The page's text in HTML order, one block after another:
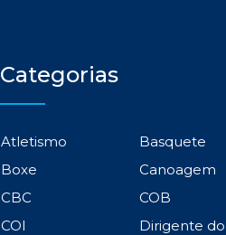
Categorias
Atletismo
Basquete
Boxe
Canoagem
CBC
COB
COI
Dirigente